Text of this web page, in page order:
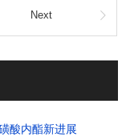
Next
酸内酯新进展